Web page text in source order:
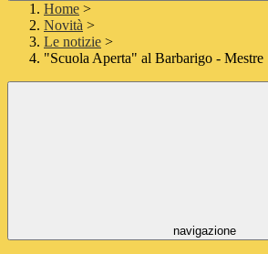
Home >
Novità >
Le notizie >
"Scuola Aperta" al Barbarigo - Mestre
navigazione